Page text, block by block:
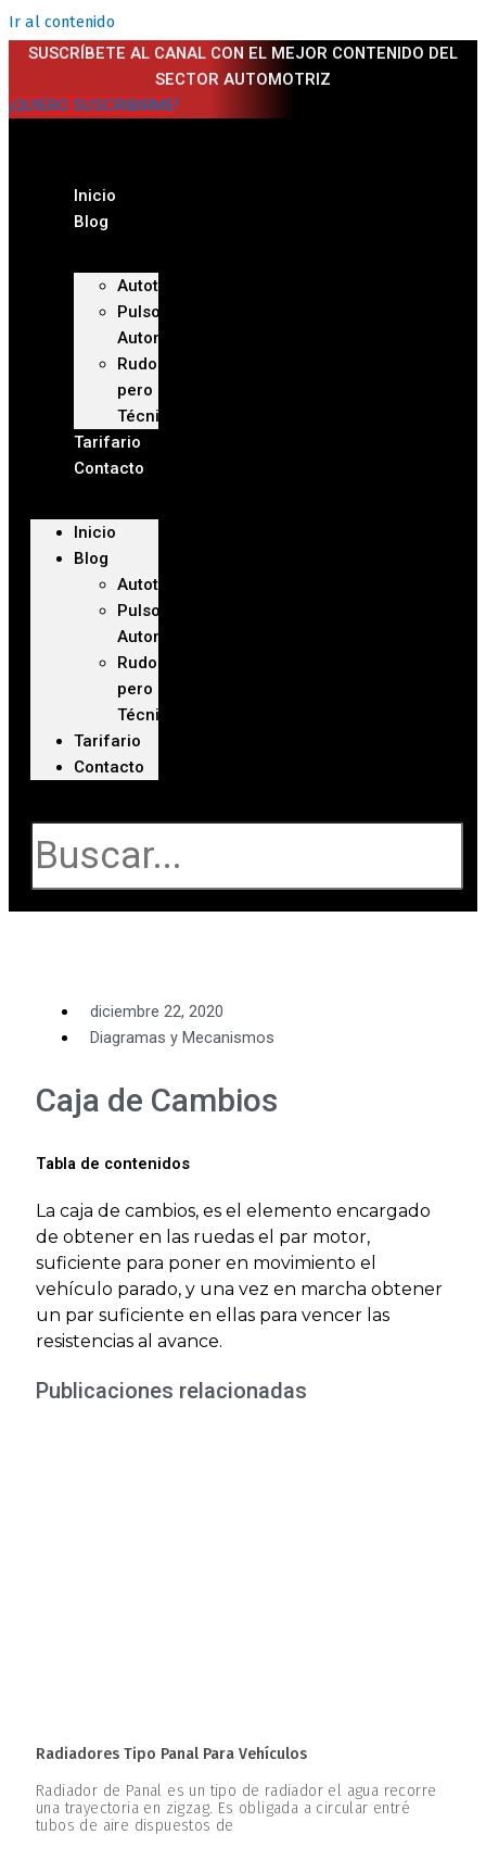
Ir al contenido
SUSCRÍBETE AL CANAL CON EL MEJOR CONTENIDO DEL
SECTOR AUTOMOTRIZ
¡QUIERO SUSCRIBIRME!
Inicio
Blog
Autoteca
Pulso
Automotriz
Rudo
pero
Técnico
Tarifario
Contacto
Inicio
Blog
Autoteca
Pulso
Automotriz
Rudo
pero
Técnico
Tarifario
Contacto
diciembre 22, 2020
Diagramas y Mecanismos
Caja de Cambios
Tabla de contenidos
La caja de cambios, es el elemento encargado
de obtener en las ruedas el par motor,
suficiente para poner en movimiento el
vehículo parado, y una vez en marcha obtener
un par suficiente en ellas para vencer las
resistencias al avance.
Publicaciones relacionadas
Radiadores Tipo Panal Para Vehículos
Radiador de Panal es un tipo de radiador el agua recorre
una trayectoria en zigzag. Es obligada a circular entré
tubos de aire dispuestos de